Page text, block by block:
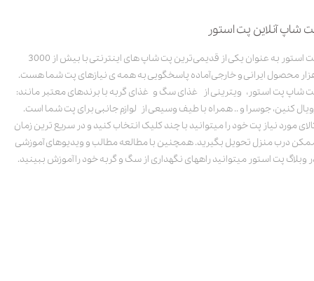
شاپ آنلاین پت استور
پت استور به عنوان یکی از قدیمی‌ترین پت شاپ های اینترنتی با بیش از 3000
محصول ایرانی و خارجی آماده پاسخگویی به همه ی نیازهای پت شما هست.
شاپ پت استور، ویترینی از غذای سگ و غذای گربه با برندهای معتبر مانند:
کنین، جوسرا و .. همراه با طیف وسیعی از لوازم جانبی برای پت شما است.
مورد نیاز پت خود را میتوانید با چند کلیک انتخاب کنید و در سریع ترین زمان
درب منزل تحویل بگیرید. همچنین با مطالعه مطالب و ویدیوهای آموزشی
وبلاگ پت استور میتوانید راههای نگهداری از سگ و گربه خود را آموزش ببینید.